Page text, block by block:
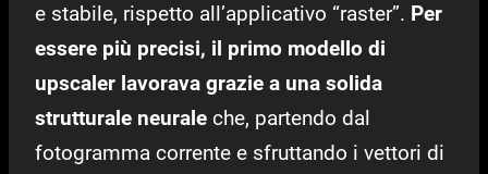
e stabile, rispetto all’applicativo “raster”. Per
essere più precisi, il primo modello di
upscaler lavorava grazie a una solida
strutturale neurale che, partendo dal
fotogramma corrente e sfruttando i vettori di